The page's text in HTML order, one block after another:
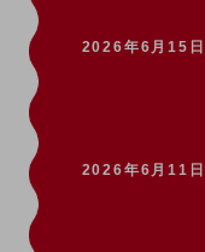
モバイル・ICTサービスをオン
相談・申し込みができるバー
法人向けモバイルトップ
はじめての方へ
サービス・商品を探す
新規会員登録/ログインは
100回線以上のお問い合わ
2026年6月15日
2026年6月11日